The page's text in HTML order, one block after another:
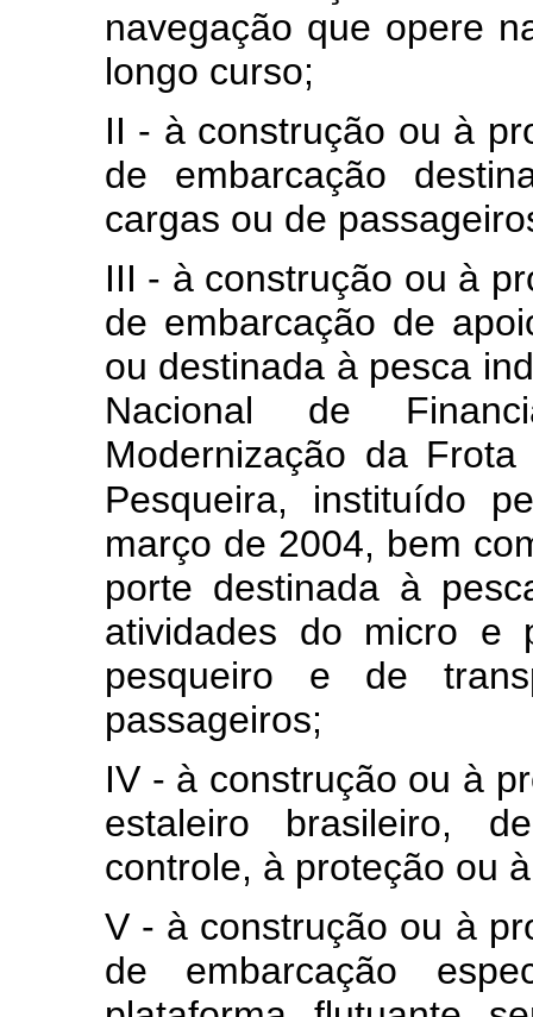
navegação que opere
longo curso;
II - à construção ou à
de embarcação
cargas ou de
III - à construção ou à
de embarcação de
ou destinada à pesca
Nacional de
Modernização da
Pesqueira, instituído
março de 2004, bem
porte destinada à
atividades do micro e
pesqueiro e de
passageiros;
IV - à construção ou à
estaleiro brasileiro,
controle, à proteção ou
V - à construção ou à
de embarcação